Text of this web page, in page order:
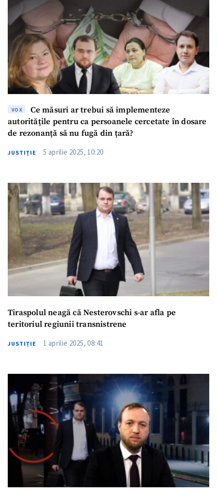
VOX
Ce măsuri ar trebui să implementeze
autoritățile pentru ca persoanele cercetate în dosare
de rezonanță să nu fugă din țară?
JUSTIȚIE 5 aprilie 2025, 10:20
Tiraspolul neagă că Nesterovschi s-ar afla pe
teritoriul regiunii transnistrene
JUSTIȚIE 1 aprilie 2025, 08:41